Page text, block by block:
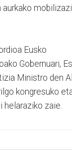
Eusko
Gobernuari,
Ministro den
kongresuko
helaraziko zaie.